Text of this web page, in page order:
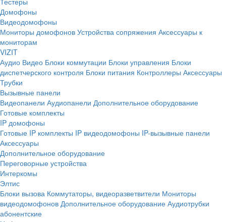
Домофоны
Видеодомофоны
Мониторы домофонов Устройства сопряжения Аксессуары к
мониторам
VIZIT
Аудио Видео Блоки коммутации Блоки управления Блоки
диспетчерского контроля Блоки питания Контроллеры Аксессуары
Трубки
Вызывные панели
Видеопанели Аудиопанели Дополнительное оборудование
Готовые комплекты
IP домофоны
Готовые IP комплекты IP видеодомофоны IP-вызывные панели
Аксессуары
Дополнительное оборудование
Переговорные устройства
Интеркомы
Элтис
Блоки вызова Коммутаторы, видеоразветвители Мониторы
видеодомофонов Дополнительное оборудование Аудиотрубки
абонентские